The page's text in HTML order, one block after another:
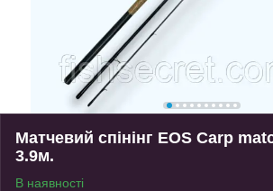
Матчевий спінінг EOS Carp
3.9м.
В наявності